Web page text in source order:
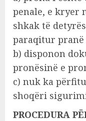
penale, e kryer
shkak të
paraqitur pranë
b) disponon
pronësinë e
c) nuk ka
shoqëri
PROCEDURA